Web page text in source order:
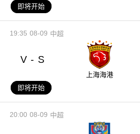
即将开始
08-09
19:35 中超
V - S
上海海港
即将开始
08-09
20:00 中超